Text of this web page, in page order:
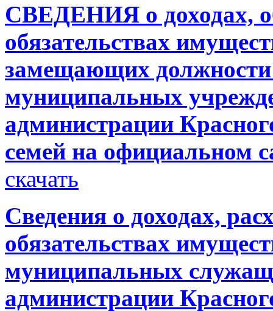
СВЕДЕНИЯ о доходах,
обязательствах
замещающих должности
муниципальных
администрации
семей на официальном
скачать
Сведения о доходах,
обязательствах
муниципальных
администрации